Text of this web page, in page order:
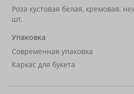
Роза кустовая белая, кремовая,
шт.
Упаковка
Современная упаковка
Каркас для букета